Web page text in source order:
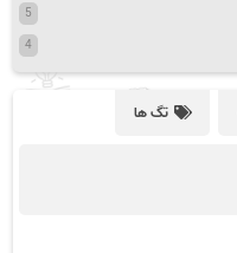
5
4
تگ ها